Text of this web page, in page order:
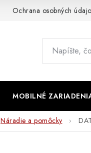
Ochrana osobných
MOBILNÉ
Náradie a pomôcky